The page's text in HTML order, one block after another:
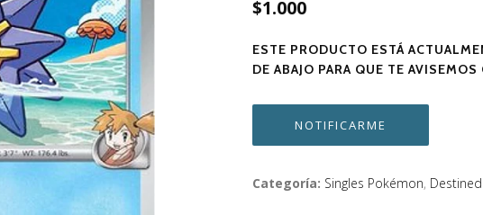
$1.000
ESTE PRODUCTO ESTÁ
DE ABAJO PARA QUE TE
NOTIFICARME
Categoría: Singles Pokémon, Destined